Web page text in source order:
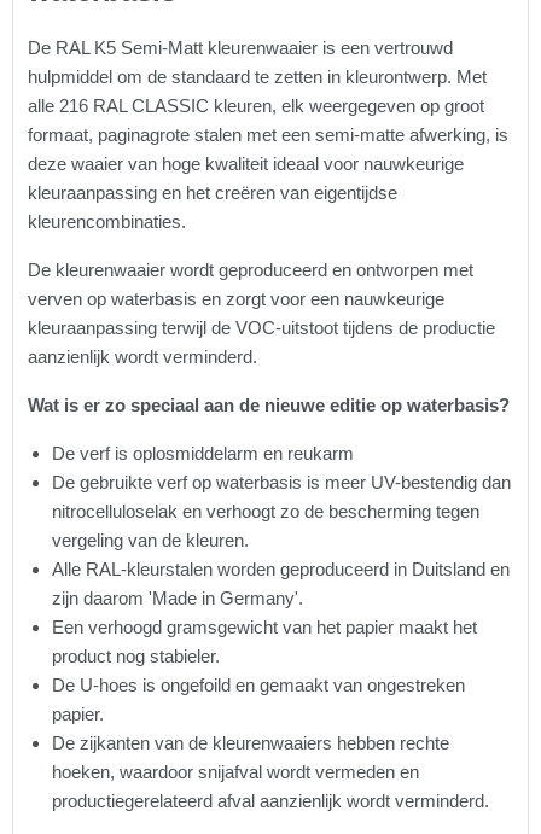
De RAL K5 Semi-Matt kleurenwaaier is een vertrouwd
hulpmiddel om de standaard te zetten in kleurontwerp. Met
alle 216 RAL CLASSIC kleuren, elk weergegeven op groot
formaat, paginagrote stalen met een semi-matte afwerking, is
deze waaier van hoge kwaliteit ideaal voor nauwkeurige
kleuraanpassing en het creëren van eigentijdse
kleurencombinaties.
De kleurenwaaier wordt geproduceerd en ontworpen met
verven op waterbasis en zorgt voor een nauwkeurige
kleuraanpassing terwijl de VOC-uitstoot tijdens de productie
aanzienlijk wordt verminderd.
Wat is er zo speciaal aan de nieuwe editie op waterbasis?
De verf is oplosmiddelarm en reukarm
De gebruikte verf op waterbasis is meer UV-bestendig dan
nitrocelluloselak en verhoogt zo de bescherming tegen
vergeling van de kleuren.
Alle RAL-kleurstalen worden geproduceerd in Duitsland en
zijn daarom 'Made in Germany'.
Een verhoogd gramsgewicht van het papier maakt het
product nog stabieler.
De U-hoes is ongefoild en gemaakt van ongestreken
papier.
De zijkanten van de kleurenwaaiers hebben rechte
hoeken, waardoor snijafval wordt vermeden en
productiegerelateerd afval aanzienlijk wordt verminderd.